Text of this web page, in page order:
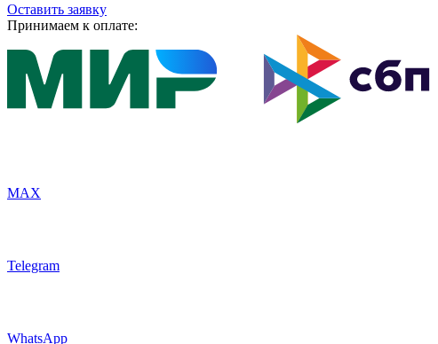
Оставить заявку
Принимаем к оплате:
MAX
Telegram
WhatsApp